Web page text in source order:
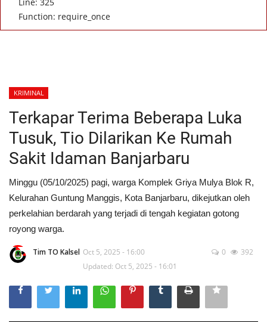
Function: require_once
KRIMINAL
Terkapar Terima Beberapa Luka
Tusuk, Tio Dilarikan Ke Rumah
Sakit Idaman Banjarbaru
Minggu (05/10/2025) pagi, warga Komplek Griya Mulya Blok R,
Kelurahan Guntung Manggis, Kota Banjarbaru, dikejutkan oleh
perkelahian berdarah yang terjadi di tengah kegiatan gotong
royong warga.
Tim TO Kalsel Oct 5, 2025 - 16:00
Updated: Oct 5, 2025 - 16:01
0 392